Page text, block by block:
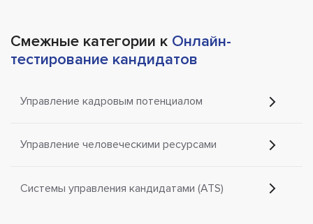
Смежные категории к Онлайн-
тестирование кандидатов
Управление кадровым потенциалом
Управление человеческими ресурсами
Системы управления кандидатами (ATS)